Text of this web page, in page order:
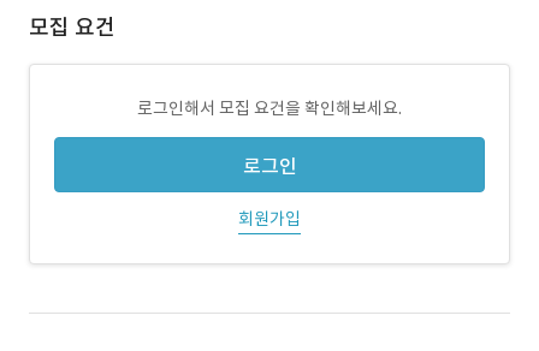
모집 요건
로그인해서 모집 요건을 확인해보세요.
로그인
회원가입